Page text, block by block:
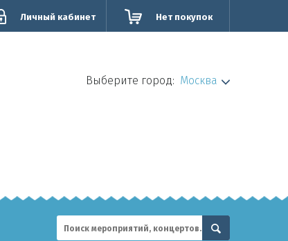
Личный кабинет Нет покупок
Выберите город: Москва